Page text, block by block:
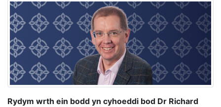
Rydym wrth ein bodd yn cyhoeddi bod Dr Richard